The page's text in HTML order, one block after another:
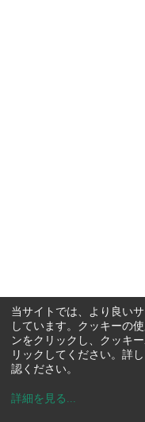
当サイトでは、より良い
しています。クッキーの
ンをクリックし、クッキ
リックしてください。詳
認ください。
詳細を見る ...